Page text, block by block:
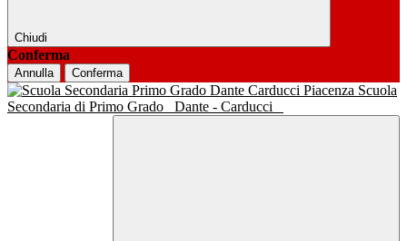
Chiudi
Conferma
Annulla Conferma
Scuola
Secondaria di Primo Grado
Dante - Carducci